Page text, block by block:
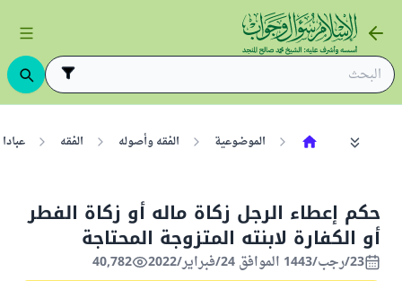
الموضوعية الفقه وأصوله الفقه
حكم إعطاء الرجل زكاة ماله أو زكاة الفطر
أو الكفارة لابنته المتزوجة المحتاجة
23/رجب/1443 الموافق 24/فبراير/2022 40,782